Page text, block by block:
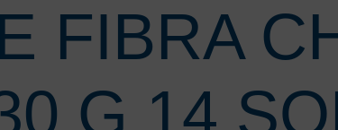
FIBRA
G 14